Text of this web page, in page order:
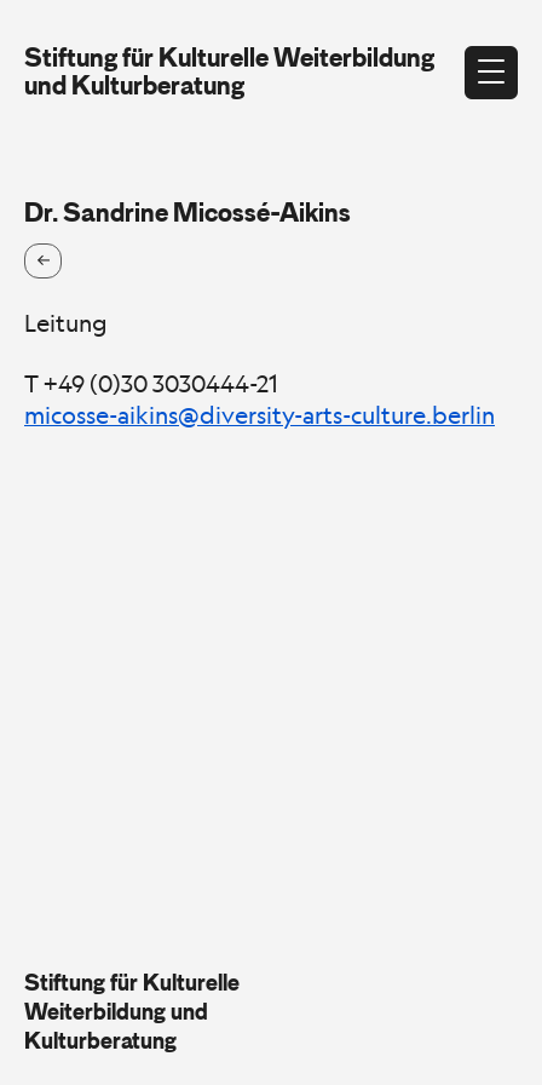
Stiftung für Kulturelle Weiterbildung
und Kulturberatung
Dr. Sandrine Micossé-Aikins
Leitung
T +49 (0)30 3030444-21
micosse-aikins@diversity-arts-culture.berlin
Stiftung für Kulturelle
Weiterbildung und
Kulturberatung